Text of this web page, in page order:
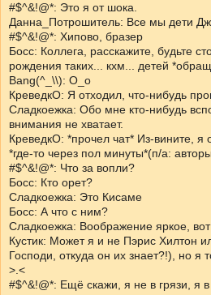
#$^&!@*: Это я от шока.
Данна_Потрошитель: Все мы дети
#$^&!@*: Хипово, бразер
Босс: Коллега, расскажите, будьте
рождения таких... кхм... детей
Bang(^_\\): О_о
КреведкО: Я отходил, что-нибудь
Сладкоежка: Обо мне кто-нибудь
внимания не хватает.
КреведкО: *прочел чат* Из-вините, я
*где-то через пол минуты*(п/а:
#$^&!@*: Что за вопли?
Босс: Кто орет?
Сладкоежка: Это Кисаме
Босс: А что с ним?
Сладкоежка: Воображение яркое, вот
Кустик: Может я и не Пэрис Хилтон
Господи, откуда он их знает?!), но я
>.<
#$^&!@*: Ещё скажи, я не в грязи, я